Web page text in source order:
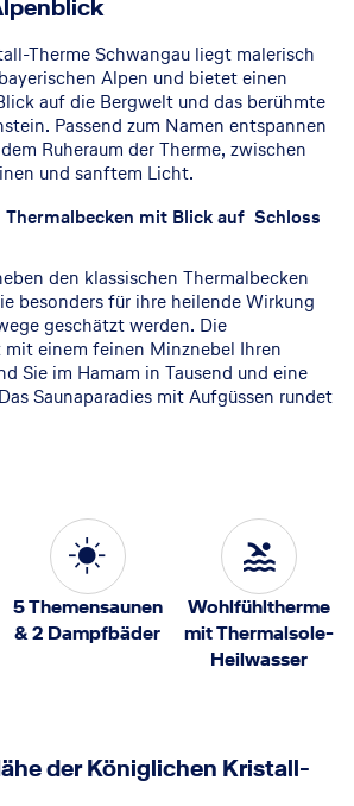
Therme Schwangau liegt malerisch
Alpen und bietet einen
auf die Bergwelt und das berühmte
Passend zum Namen entspannen
dem Ruheraum der Therme, zwischen
und sanftem Licht.
Thermalbecken mit Blick auf Schloss
den klassischen Thermalbecken
besonders für ihre heilende Wirkung
geschätzt werden. Die
mit einem feinen Minznebel Ihren
Sie im Hamam in Tausend und eine
Saunaparadies mit Aufgüssen rundet
5 Themensaunen
& 2 Dampfbäder
Wohlfühltherme
mit Thermalsole-
Heilwasser
der Königlichen Kristall-